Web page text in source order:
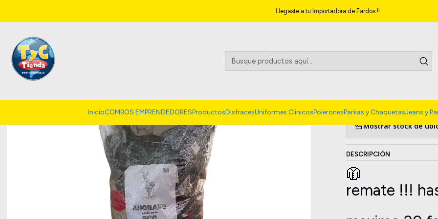
InicioCOMBOS EMPRENDEDORESProductosDisfracesUniformes ClinicosPoleronesParkas y ChaquetasJeans y
Llegaste a tu Importadora de Fardos !!
Parkas y Chaquetas REMATE Fardo parkas segunda 20kg
REMATE
4.0 2 reseñas
Mostrar stock de
DESCRIPCIÓN
🧥
remate !!!